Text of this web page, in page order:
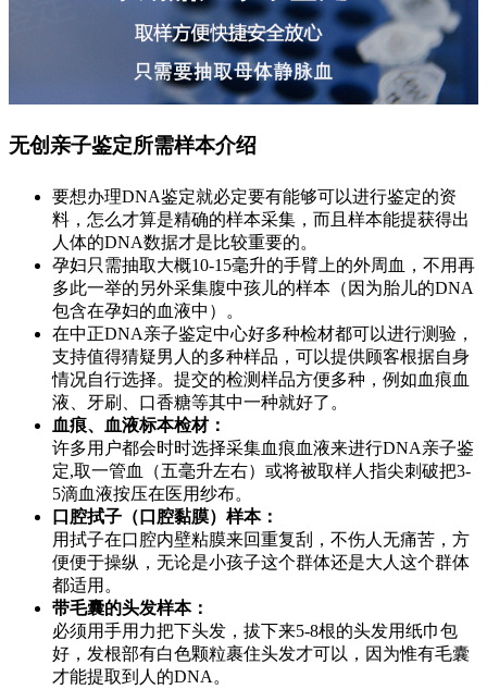
无创亲子鉴定所需样本介绍
要想办理DNA鉴定就必定要有能够可以进行鉴定的资
料，怎么才算是精确的样本采集，而且样本能提获得出
人体的DNA数据才是比较重要的。
孕妇只需抽取大概10-15毫升的手臂上的外周血，不用再
多此一举的另外采集腹中孩儿的样本（因为胎儿的DNA
包含在孕妇的血液中）。
在中正DNA亲子鉴定中心好多种检材都可以进行测验，
支持值得猜疑男人的多种样品，可以提供顾客根据自身
情况自行选择。提交的检测样品方便多种，例如血痕血
液、牙刷、口香糖等其中一种就好了。
血痕、血液标本检材：
许多用户都会时时选择采集血痕血液来进行DNA亲子鉴
定,取一管血（五毫升左右）或将被取样人指尖刺破把3-
5滴血液按压在医用纱布。
口腔拭子（口腔黏膜）样本：
用拭子在口腔内壁粘膜来回重复刮，不伤人无痛苦，方
便便于操纵，无论是小孩子这个群体还是大人这个群体
都适用。
带毛囊的头发样本：
必须用手用力把下头发，拔下来5-8根的头发用纸巾包
好，发根部有白色颗粒裹住头发才可以，因为惟有毛囊
才能提取到人的DNA。